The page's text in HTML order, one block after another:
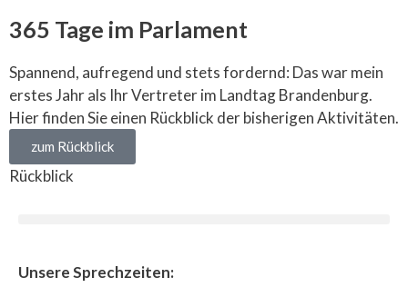
365 Tage im Parlament
Spannend, aufregend und stets fordernd: Das war mein
erstes Jahr als Ihr Vertreter im Landtag Brandenburg.
Hier finden Sie einen Rückblick der bisherigen Aktivitäten.
zum Rückblick
Rückblick
Unsere Sprechzeiten: